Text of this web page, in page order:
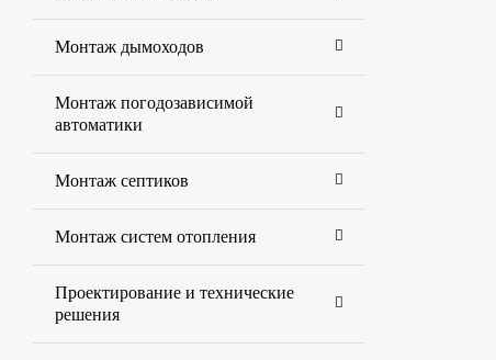
Монтаж дымоходов
Монтаж погодозависимой
автоматики
Монтаж септиков
Монтаж систем отопления
Проектирование и технические
решения